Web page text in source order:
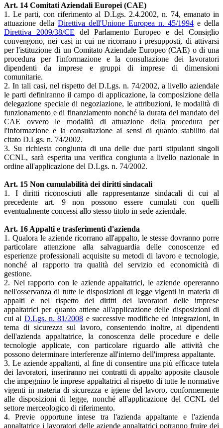
Art. 14 Comitati Aziendali Europei (CAE)
1. Le parti, con riferimento al D.Lgs. 2.4.2002, n. 74, emanato in
attuazione della Direttiva dell'Unione Europea n. 45/1994 e della
Direttiva 2009/38/CE del Parlamento Europeo e del Consiglio
convengono, nei casi in cui ne ricorrano i presupposti, di attivarsi
per l'istituzione di un Comitato Aziendale Europeo (CAE) o di una
procedura per l'informazione e la consultazione dei lavoratori
dipendenti da imprese e gruppi di imprese di dimensioni
comunitarie.
2. In tali casi, nel rispetto del D.Lgs. n. 74/2002, a livello aziendale
le parti definiranno il campo di applicazione, la composizione della
delegazione speciale di negoziazione, le attribuzioni, le modalità di
funzionamento e di finanziamento nonché la durata del mandato del
CAE ovvero le modalità di attuazione della procedura per
l'informazione e la consultazione ai sensi di quanto stabilito dal
citato D.Lgs. n. 74/2002.
3. Su richiesta congiunta di una delle due parti stipulanti singoli
CCNL, sarà esperita una verifica congiunta a livello nazionale in
ordine all'applicazione del D.Lgs. n. 74/2002.
Art. 15 Non cumulabilità dei diritti sindacali
1. I diritti riconosciuti alle rappresentanze sindacali di cui al
precedente art. 9 non possono essere cumulati con quelli
eventualmente concessi allo stesso titolo in sede aziendale.
Art. 16 Appalti e trasferimenti d'azienda
1. Qualora le aziende ricorrano all'appalto, le stesse dovranno porre
particolare attenzione alla salvaguardia delle conoscenze ed
esperienze professionali acquisite su metodi di lavoro e tecnologie,
nonché al rapporto tra qualità del servizio ed economicità di
gestione.
2. Nel rapporto con le aziende appaltatrici, le aziende opereranno
nell'osservanza di tutte le disposizioni di legge vigenti in materia di
appalti e nel rispetto dei diritti dei lavoratori delle imprese
appaltatrici per quanto attiene all'applicazione delle disposizioni di
cui al D.Lgs. n. 81/2008 e successive modifiche ed integrazioni, in
tema di sicurezza sul lavoro, consentendo inoltre, ai dipendenti
dell'azienda appaltatrice, la conoscenza delle procedure e delle
tecnologie applicate, con particolare riguardo alle attività che
possono determinare interferenze all'interno dell'impresa appaltante.
3. Le aziende appaltanti, al fine di consentire una più efficace tutela
dei lavoratori, inseriranno nei contratti di appalto apposite clausole
che impegnino le imprese appaltatrici al rispetto di tutte le normative
vigenti in materia di sicurezza e igiene del lavoro, conformemente
alle disposizioni di legge, nonché all'applicazione del CCNL del
settore merceologico di riferimento.
4. Previe opportune intese tra l'azienda appaltante e l'azienda
appaltatrice i lavoratori delle aziende appaltatrici potranno fruire dei